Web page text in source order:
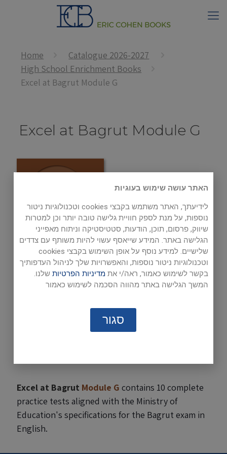
Home
Catalogue 2026-2027
High School Enrichment Books
Excel at Bagrut Module G
Excel at Bagrut Module G
Excel at Bagrut Module G contains 10 complete
practice tests aligned with the Ministry of
Education's specifications for the Bagrut exam in
English.
סגור
האתר עושה שימוש בעוגיות
לידיעתך, האתר משתמש בקבצי cookies וטכנולוגיות ניטור
נוספות, על מנת לספק חוויית גלישה טובה יותר וכן למטרות
שיווק, פרסום, תוכן, הודעות, סטטיסטיקה וניתוח מאפייני
הגלישה באתר. המידע שייאסף עשוי להיות משותף עם צדדים
שלישיים. למידע נוסף על אופן השימוש בקבצי cookies
וטכנולוגיות ניטור נוספות, והאפשרויות שלך לניהול העדפותיך
בקשר לשימוש כאמור, ראה/י את מדיניות הפרטיותשלנו.
המשך הגלישה באתר מהווה הסכמה לשימוש כאמור